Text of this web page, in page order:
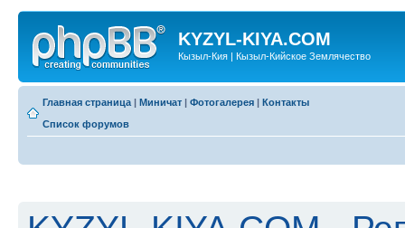
KYZYL-KIYA.COM
Кызыл-Кия | Кызыл-Кийское Землячество
Главная страница | Миничат | Фотогалерея | Контакты
Список форумов